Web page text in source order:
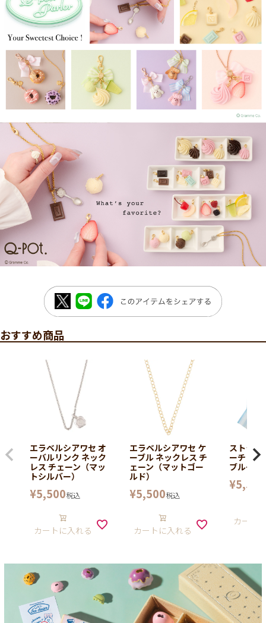
おすすめ商品
エラベルシアワセ オ
ーバルリンク ネック
レス チェーン（マッ
トシルバー）
¥5,500税込
カートに入れる
エラベルシアワセ ケ
ーブル ネックレス チ
ェーン（マットゴー
ルド）
¥5,500税込
カートに入れる
ストライ
ーチェー
ブルー×
¥5,500
カート